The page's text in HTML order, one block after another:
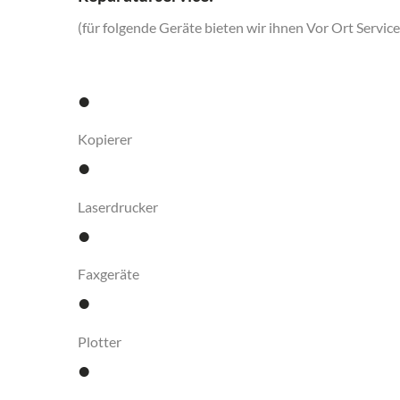
(für folgende Geräte bieten wir ihnen Vor Ort
•
Kopierer
•
Laserdrucker
•
Faxgeräte
•
Plotter
•